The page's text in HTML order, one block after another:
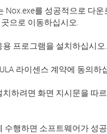
Nox.exe를 성공적으로 다
수행하면 소프트웨어가 성